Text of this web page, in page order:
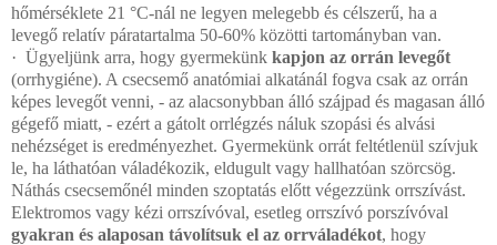
hőmérséklete 21 °C-nál ne legyen melegebb és célszerű, ha a
levegő relatív páratartalma 50-60% közötti tartományban van.
· Ügyeljünk arra, hogy gyermekünk kapjon az orrán levegőt
(orrhygiéne). A csecsemő anatómiai alkatánál fogva csak az orrán
képes levegőt venni, - az alacsonybban álló szájpad és magasan álló
gégefő miatt, - ezért a gátolt orrlégzés náluk szopási és alvási
nehézséget is eredményezhet. Gyermekünk orrát feltétlenül szívjuk
le, ha láthatóan váladékozik, eldugult vagy hallhatóan szörcsög.
Náthás csecsemőnél minden szoptatás előtt végezzünk orrszívást.
Elektromos vagy kézi orrszívóval, esetleg orrszívó porszívóval
gyakran és alaposan távolítsuk el az orrváladékot, hogy